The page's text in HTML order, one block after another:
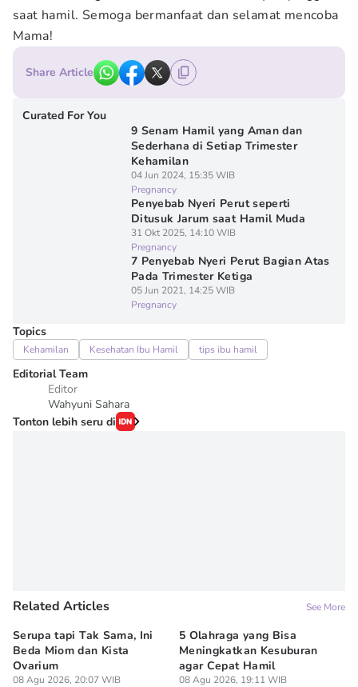
saat hamil. Semoga bermanfaat dan selamat mencoba
Mama!
Share Article
Curated For You
9 Senam Hamil yang Aman dan
Sederhana di Setiap Trimester
Kehamilan
04 Jun 2024, 15:35 WIB
Pregnancy
Penyebab Nyeri Perut seperti
Ditusuk Jarum saat Hamil Muda
31 Okt 2025, 14:10 WIB
Pregnancy
7 Penyebab Nyeri Perut Bagian Atas
Pada Trimester Ketiga
05 Jun 2021, 14:25 WIB
Pregnancy
Topics
Kehamilan Kesehatan Ibu Hamil tips ibu hamil
Editorial Team
Editor
Wahyuni Sahara
Tonton lebih seru di
Related Articles See More
Serupa tapi Tak Sama, Ini
Beda Miom dan Kista
Ovarium
08 Agu 2026, 20:07 WIB
5 Olahraga yang Bisa
Meningkatkan Kesuburan
agar Cepat Hamil
08 Agu 2026, 19:11 WIB